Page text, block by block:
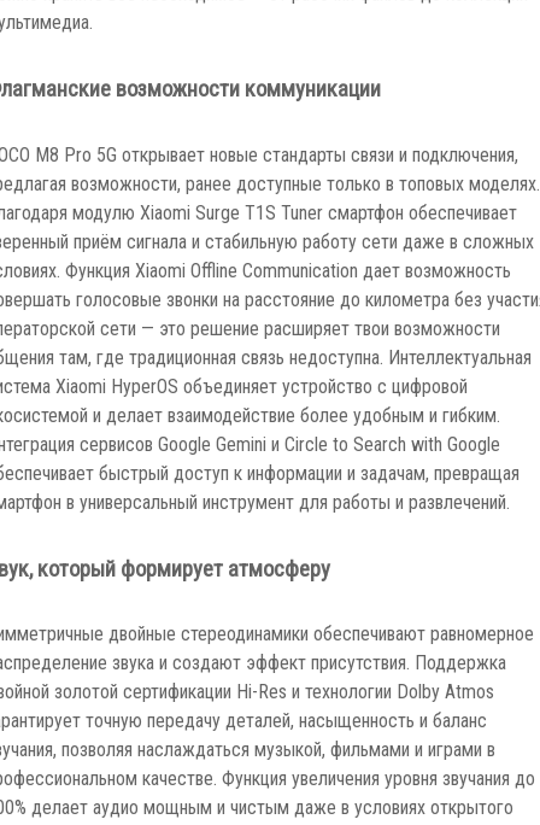
возможности коммуникации
M8 Pro 5G открывает новые стандарты связи и подключения,
возможности, ранее доступные только в топовых моделях.
модулю Xiaomi Surge T1S Tuner смартфон обеспечивает
приём сигнала и стабильную работу сети даже в сложных
Функция Xiaomi Offline Communication дает возможность
голосовые звонки на расстояние до километра без
сети — это решение расширяет твои возможности
там, где традиционная связь недоступна. Интеллектуальная
Xiaomi HyperOS объединяет устройство с цифровой
и делает взаимодействие более удобным и гибким.
сервисов Google Gemini и Circle to Search with Google
быстрый доступ к информации и задачам, превращая
в универсальный инструмент для работы и развлечений.
который формирует атмосферу
двойные стереодинамики обеспечивают равномерное
звука и создают эффект присутствия. Поддержка
золотой сертификации Hi-Res и технологии Dolby Atmos
точную передачу деталей, насыщенность и баланс
позволяя наслаждаться музыкой, фильмами и играми в
качестве. Функция увеличения уровня звучания до
делает аудио мощным и чистым даже в условиях открытого